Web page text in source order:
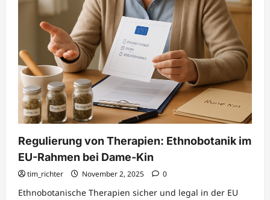
Regulierung von Therapien: Ethnobotanik im
EU-Rahmen bei Dame-Kin
tim_richter November 2, 2025 0
Ethnobotanische Therapien sicher und legal in der EU